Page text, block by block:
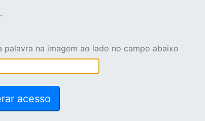
palavra na imagem ao lado no campo abaixo